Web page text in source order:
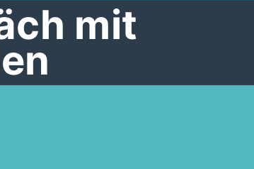
mit